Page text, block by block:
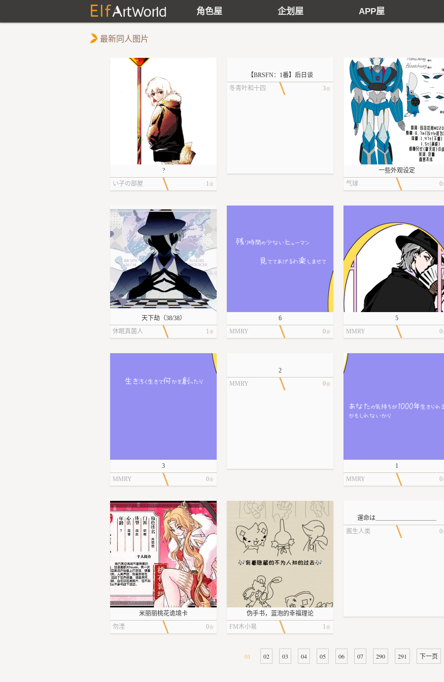
角色屋 企划屋 APP屋
最新同人图片
?
い子の部屋
1
【BRSFN：1番】后日谈
冬青叶和十四
3
一些外观设定
气球
0
天下劫（38/38）
休眠真菌人
1
6
MMRY
0
5
MMRY
0
3
MMRY
0
2
MMRY
0
1
MMRY
0
米丽丽桃花诡境卡
勿湮
0
伪手书，蓝泡的幸福理论
FM木小易
1
運命は＿＿＿＿＿＿＿＿＿＿
酱生人类
0
01 02 03 04 05 06 07 290 291 下一页